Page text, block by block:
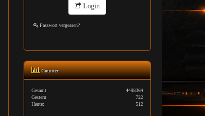
Login
Passwort vergessen?
Counter
Gesamt:
4498364
Gestern:
722
Heute:
512